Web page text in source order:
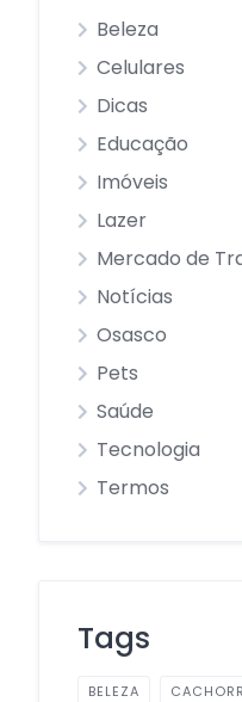
Beleza
Celulares
Dicas
Educação
Imóveis
Lazer
Mercado de
Notícias
Osasco
Pets
Saúde
Tecnologia
Termos
Tags
BELEZA